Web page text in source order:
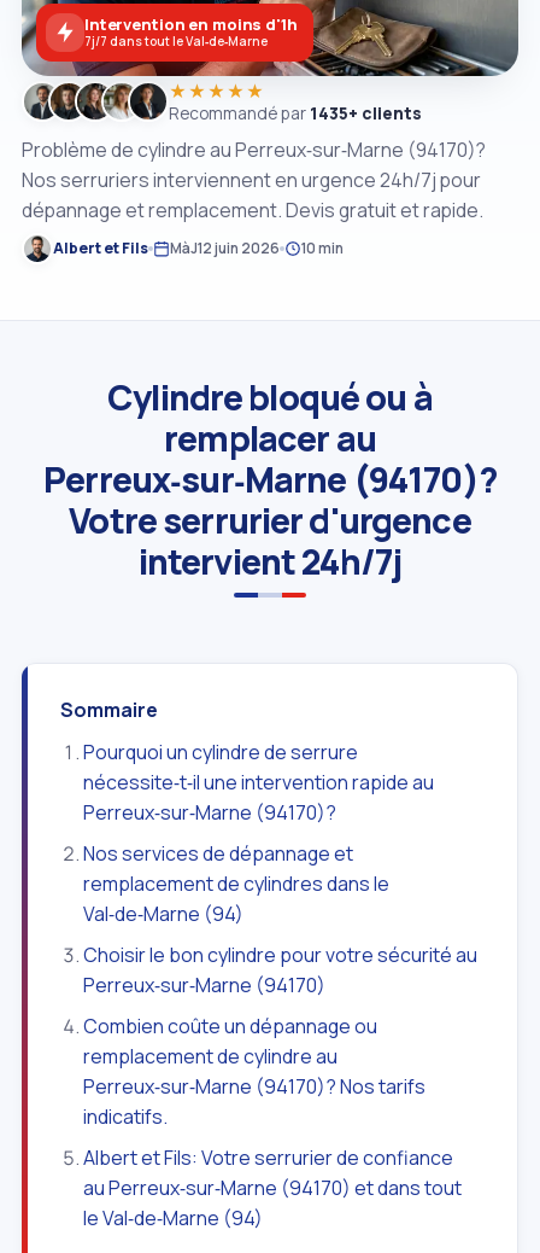
Problème de cylindre au Perreux‑sur‑Marne (94170)?
Nos serruriers interviennent en urgence 24h/7j pour
dépannage et remplacement. Devis gratuit et rapide.
Albert et Fils MàJ12 juin 2026 10 min
★★★★★
Recommandé par 1435+ clients
Intervention en moins d'1h
7j/7 dans tout le Val‑de‑Marne
Cylindre bloqué ou à
remplacer au
Perreux‑sur‑Marne (94170)?
Votre serrurier d'urgence
intervient 24h/7j
Sommaire
Pourquoi un cylindre de serrure
nécessite‑t‑il une intervention rapide au
Perreux‑sur‑Marne (94170)?
Nos services de dépannage et
remplacement de cylindres dans le
Val‑de‑Marne (94)
Choisir le bon cylindre pour votre sécurité au
Perreux‑sur‑Marne (94170)
Combien coûte un dépannage ou
remplacement de cylindre au
Perreux‑sur‑Marne (94170)? Nos tarifs
indicatifs.
Albert et Fils: Votre serrurier de confiance
au Perreux‑sur‑Marne (94170) et dans tout
le Val‑de‑Marne (94)